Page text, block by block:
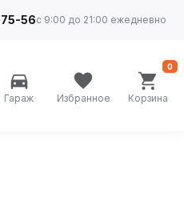
56с 9:00 до 21:00 ежедневно
Гараж Избранное Корзина
0